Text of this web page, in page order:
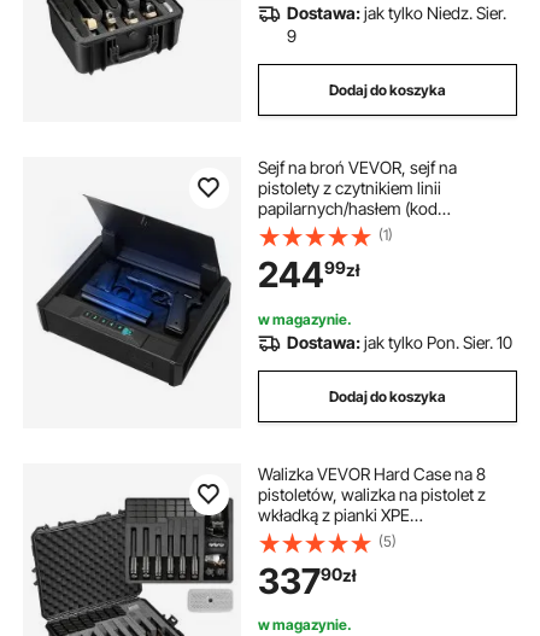
Dostawa:jak tylko Niedz. Sier.
9
Dodaj do koszyka
Sejf na broń VEVOR, sejf na
pistolety z czytnikiem linii
papilarnych/hasłem (kod
czterocyfrowy)/kluczem, futerał na
broń z oświetleniem na 2 pistolety i
2 magazynki, 360 x 275 x 90 mm
(1)
24499zł
w magazynie.
Dostawa:jak tylko Pon. Sier. 10
Dodaj do koszyka
Walizka VEVOR Hard Case na 8
pistoletów, walizka na pistolet z
wkładką z pianki XPE
556x455x225 mm, wodoodporna
walizka na broń krótką z
regulowanym wnętrzem i
uchwytem do przenoszenia, do
pistoletów, obiektywów, aparatów
(5)
33790zł
w magazynie.